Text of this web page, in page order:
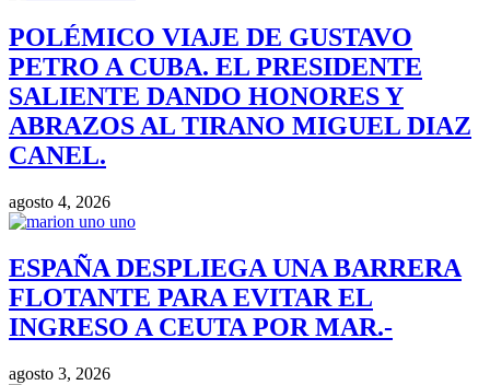
POLÉMICO VIAJE DE GUSTAVO
PETRO A CUBA. EL PRESIDENTE
SALIENTE DANDO HONORES Y
ABRAZOS AL TIRANO MIGUEL DIAZ
CANEL.
agosto 4, 2026
ESPAÑA DESPLIEGA UNA BARRERA
FLOTANTE PARA EVITAR EL
INGRESO A CEUTA POR MAR.-
agosto 3, 2026